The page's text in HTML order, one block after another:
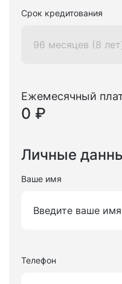
Срок кредитования
96 месяцев (8
Ежемесячный
0 ₽
Личные
Ваше имя
Телефон